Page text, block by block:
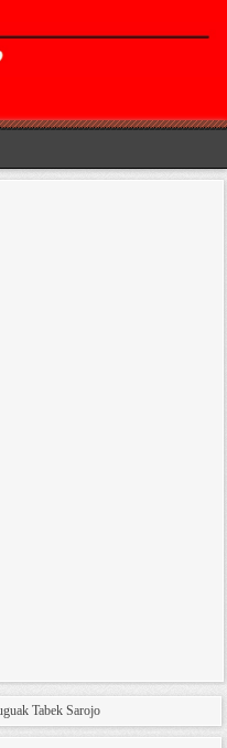
Tabek Sarojo